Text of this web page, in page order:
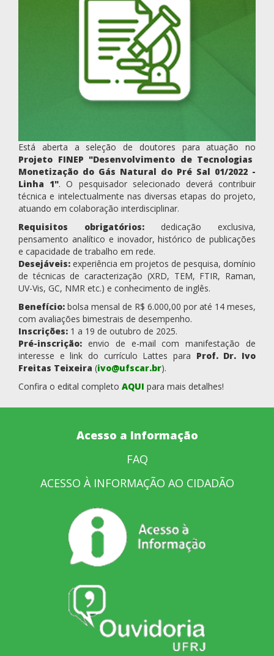
Está aberta a seleção de doutores para atuação no
Projeto FINEP "Desenvolvimento de Tecnologias
Monetização do Gás Natural do Pré Sal 01/2022 -
Linha 1". O pesquisador selecionado deverá contribuir
técnica e intelectualmente nas diversas etapas do projeto,
atuando em colaboração interdisciplinar.
Requisitos obrigatórios: dedicação exclusiva,
pensamento analítico e inovador, histórico de publicações
e capacidade de trabalho em rede.
Desejáveis: experiência em projetos de pesquisa, domínio
de técnicas de caracterização (XRD, TEM, FTIR, Raman,
UV-Vis, GC, NMR etc.) e conhecimento de inglês.
Benefício: bolsa mensal de R$ 6.000,00 por até 14 meses,
com avaliações bimestrais de desempenho.
Inscrições: 1 a 19 de outubro de 2025.
Pré-inscrição: envio de e-mail com manifestação de
interesse e link do currículo Lattes para Prof. Dr. Ivo
Freitas Teixeira (ivo@ufscar.br).
Confira o edital completo AQUI para mais detalhes!
Acesso a Informação
FAQ
ACESSO À INFORMAÇÃO AO CIDADÃO